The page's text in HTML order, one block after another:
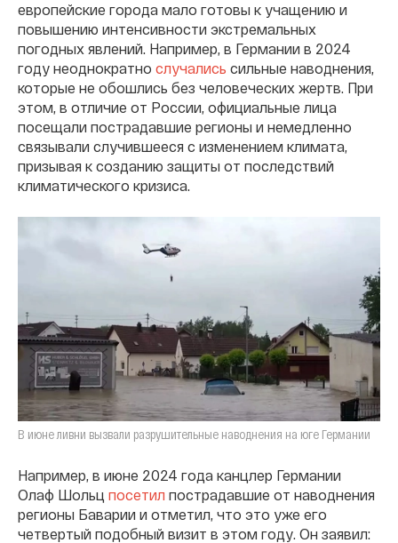
европейские города мало готовы к учащению и
повышению интенсивности экстремальных
погодных явлений. Например, в Германии в 2024
году неоднократно случались сильные наводнения,
которые не обошлись без человеческих жертв. При
этом, в отличие от России, официальные лица
посещали пострадавшие регионы и немедленно
связывали случившееся с изменением климата,
призывая к созданию защиты от последствий
климатического кризиса.
В июне ливни вызвали разрушительные наводнения на юге Германии
Например, в июне 2024 года канцлер Германии
Олаф Шольц посетил пострадавшие от наводнения
регионы Баварии и отметил, что это уже его
четвертый подобный визит в этом году. Он заявил: